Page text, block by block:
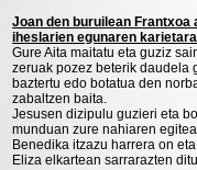
Joan den buruilean
iheslarien egunaren
Gure Aita maitatu eta guziz
zeruak pozez beterik daudela
baztertu edo botatua den
zabaltzen baita.
Jesusen dizipulu guzieri eta
munduan zure nahiaren egitea.
Benedika itzazu harrera on
Eliza elkartean sarrarazten